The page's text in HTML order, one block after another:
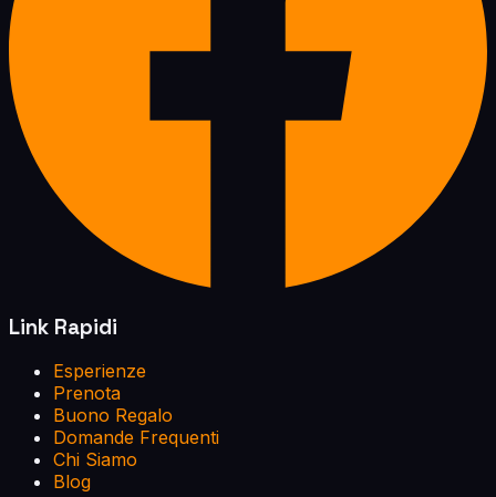
Link Rapidi
Esperienze
Prenota
Buono Regalo
Domande Frequenti
Chi Siamo
Blog